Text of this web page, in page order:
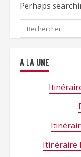
Perhaps
Rechercher :
A LA UNE
Itinéraire